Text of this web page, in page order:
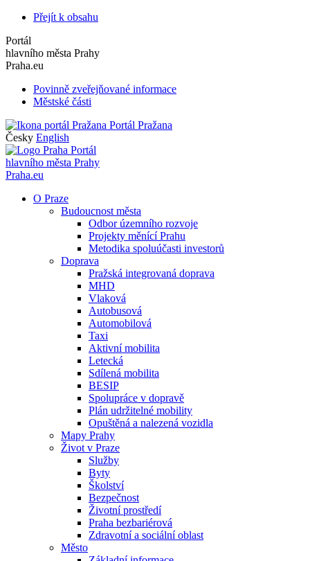
Přejít k obsahu
Portál
hlavního města Prahy
Praha.eu
Povinně zveřejňované informace
Městské části
Portál Pražana
Česky English
Portál
hlavního města Prahy
Praha.eu
O Praze
Budoucnost města
Odbor územního rozvoje
Projekty měnící Prahu
Metodika spoluúčasti investorů
Doprava
Pražská integrovaná doprava
MHD
Vlaková
Autobusová
Automobilová
Taxi
Aktivní mobilita
Letecká
Sdílená mobilita
BESIP
Spolupráce v dopravě
Plán udržitelné mobility
Opuštěná a nalezená vozidla
Mapy Prahy
Život v Praze
Služby
Byty
Školství
Bezpečnost
Životní prostředí
Praha bezbariérová
Zdravotní a sociální oblast
Město